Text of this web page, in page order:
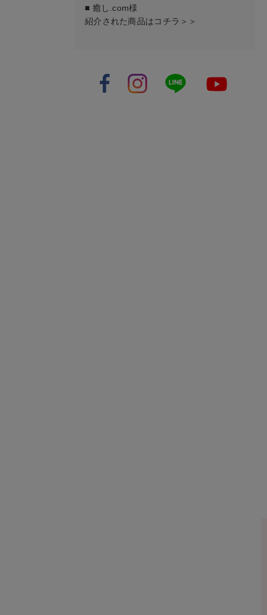
■ 癒し.com様
紹介された商品はコチラ＞＞